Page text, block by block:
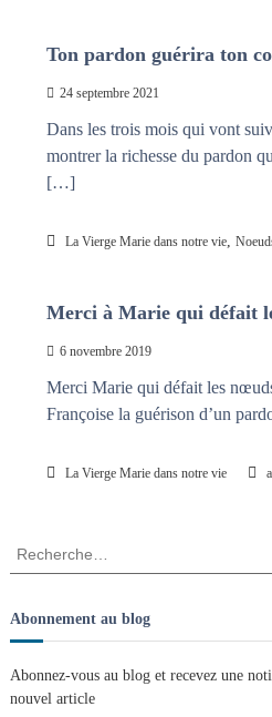
Ton pardon guérira ton
24 septembre 2021
Dans les trois mois qui vont
montrer la richesse du pardon
[…]
La Vierge Marie dans notre vie,
Merci à Marie qui défait
6 novembre 2019
Merci Marie qui défait les
Françoise la guérison d’un
La Vierge Marie dans notre vie
R
h
e
c
h
Abonnement au blog
Abonnez-vous au blog et recevez une
nouvel article